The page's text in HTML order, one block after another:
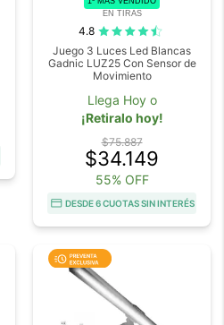
EN TIRAS
4.8
Juego 3 Luces Led Blancas
Gadnic LUZ25 Con Sensor de
Movimiento
Llega Hoy o
¡Retiralo hoy!
$75.887
$34.149
55% OFF
DESDE 6 CUOTAS SIN INTERÉS